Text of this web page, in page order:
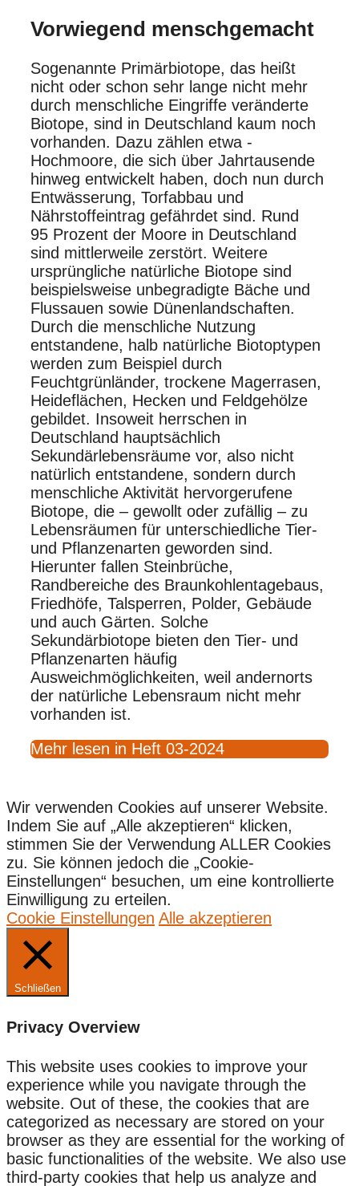
Vorwiegend menschgemacht
Sogenannte Primärbiotope, das heißt
nicht oder schon sehr lange nicht mehr
durch menschliche Eingriffe ­veränderte
Biotope, sind in Deutschland kaum noch
vorhanden. Dazu zählen etwa ­
Hochmoore, die sich über Jahrtausende
hinweg entwickelt haben, doch nun durch
Entwässerung, Torfabbau und
Nährstoffeintrag gefährdet sind. Rund
95 Prozent der Moore in Deutschland
sind mittlerweile zerstört. Weitere
ursprüngliche natürliche Biotope sind
beispielsweise unbegradigte Bäche und
Flussauen sowie Dünenlandschaften.
Durch die menschliche Nutzung
entstandene, halb natürliche Biotoptypen
werden zum Beispiel durch
Feuchtgrünländer, trockene Magerrasen,
Heideflächen, Hecken und Feldgehölze
gebildet. Insoweit herrschen in
Deutschland hauptsächlich
Sekundärlebensräume vor, also nicht
natürlich entstandene, sondern durch
menschliche Aktivität hervorgerufene
Biotope, die – gewollt oder zufällig – zu
Lebensräumen für unterschiedliche Tier-
und Pflanzenarten geworden sind.
Hierunter fallen Steinbrüche,
Randbereiche des Braunkohlentagebaus,
Friedhöfe, Talsperren, Polder, Gebäude
und auch Gärten. Solche
Sekundärbiotope bieten den Tier- und
Pflanzenarten häufig
Ausweichmöglichkeiten, weil andernorts
der natürliche Lebensraum nicht mehr
vorhanden ist.
Mehr lesen in Heft 03-2024
Wir verwenden Cookies auf unserer Website.
Indem Sie auf „Alle akzeptieren“ klicken,
stimmen Sie der Verwendung ALLER Cookies
zu. Sie können jedoch die „Cookie-
Einstellungen“ besuchen, um eine kontrollierte
Einwilligung zu erteilen.
Cookie Einstellungen Alle akzeptieren
Schließen
Privacy Overview
This website uses cookies to improve your
experience while you navigate through the
website. Out of these, the cookies that are
categorized as necessary are stored on your
browser as they are essential for the working of
basic functionalities of the website. We also use
third-party cookies that help us analyze and